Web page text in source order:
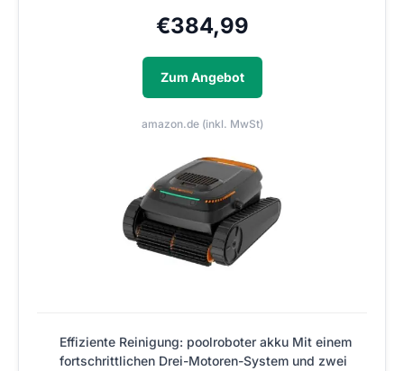
€384,99
Zum Angebot
amazon.de (inkl. MwSt)
Effiziente Reinigung: poolroboter akku Mit einem
fortschrittlichen Drei-Motoren-System und zwei